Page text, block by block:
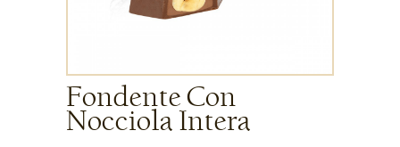
Fondente Con
Nocciola Intera